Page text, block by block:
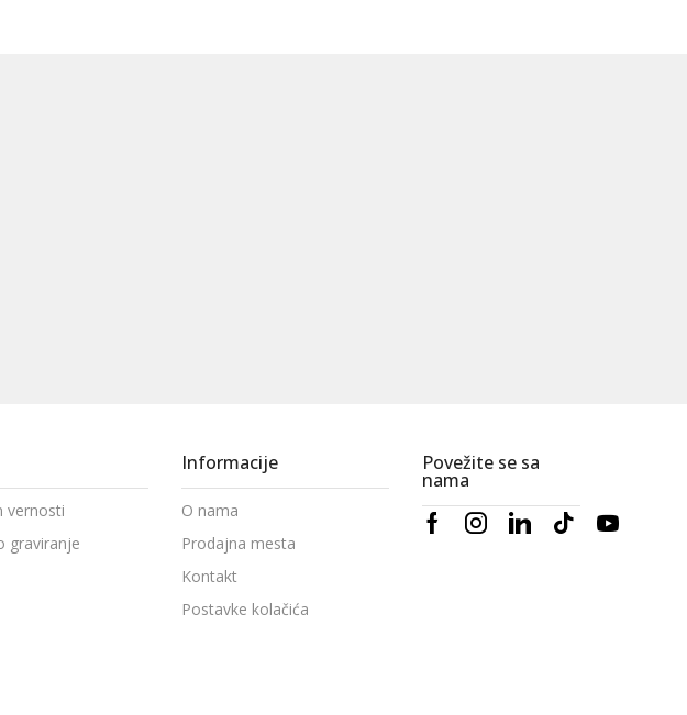
vernosti
graviranje
Informacije
O nama
Prodajna mesta
Kontakt
Postavke kolačića
Povežite se sa
nama